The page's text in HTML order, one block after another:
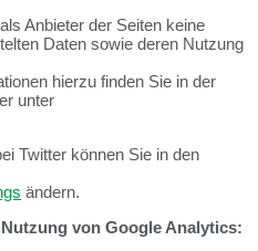
Anbieter der Seiten keine
Daten sowie deren Nutzung
hierzu finden Sie in der
unter
Twitter können Sie in den
ändern.
von Google Analytics: